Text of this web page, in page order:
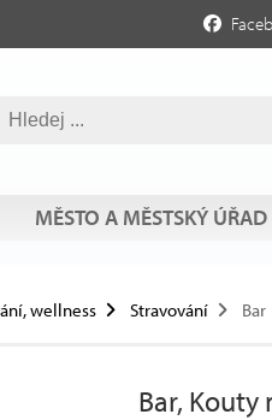
MĚSTO A MĚSTSKÝ ÚŘAD
wellness Stravování Bar
Bar, Kouty